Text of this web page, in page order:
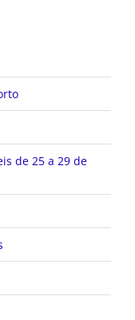
de 25 a 29 de